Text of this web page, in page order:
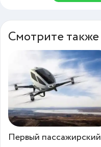
Смотрите также
Первый пассажирский